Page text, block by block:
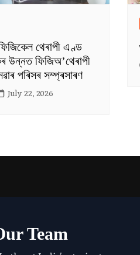
থেৰাপী এণ্ড
উন্নত ফিজিঅ’থেৰাপী
পৰিসৰ সম্প্ৰসাৰণ
July 22, 2026
Team